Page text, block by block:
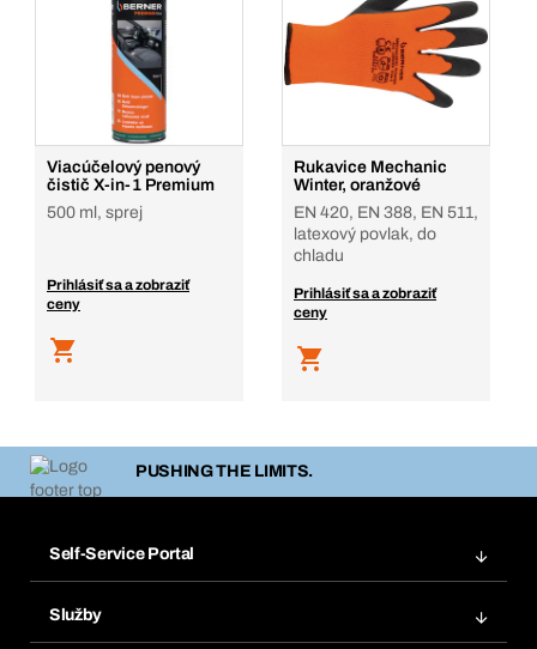
Viacúčelový penový
čistič X-in-1 Premium
500 ml, sprej
Prihlásiť sa a zobraziť
ceny
Rukavice Mechanic
Winter, oranžové
EN 420, EN 388, EN 511,
latexový povlak, do
chladu
Prihlásiť sa a zobraziť
ceny
PUSHING THE LIMITS.
Self-Service Portal
Služby